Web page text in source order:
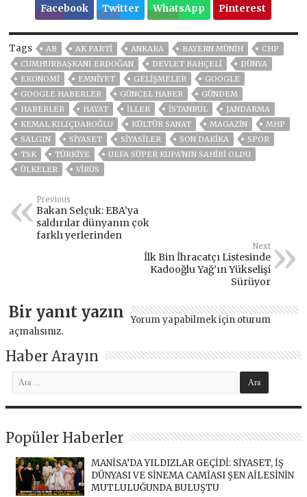
Facebook Twitter WhatsApp Pinterest
Tags AB AK PARTİ ANKARA BAYERN MÜNIH
CHP
CUMHURBAŞKANI ERDOĞAN
DEVLET BAHÇELİ
DÜNYA
EKONOMİ
EMNİYET GELIŞMELER
GOOGLE
GOOGLE HABERLER
GÜNCEL HABER
GÜNDEM
HABERLER
HAYAT İLLER ISTANBUL
JANDARMA
KEMAL KILIÇDAROĞLU
KÜLTÜR SANAT MAGAZİN
MHP
SALGIN
SİYASET SİYASİLER SON DAKIKA
SPOR
TSK
TÜRKİYE
UEFA SÜPER KUPA'NIN SAHIBI OLDU
ÜLKELER
VIRÜS
Previous
Bakan Selçuk: EBA’ya
saldırılar dünyanın çok
farklı yerlerinden
Next
İlk Bin İhracatçı Listesinde
Kadooğlu Yağ’ın Yükselişi
Sürüyor
Bir yanıt yazın Yorum yapabilmek için oturum
açmalısınız.
Haber Arayın
Popüler Haberler
MANİSA’DA YILDIZLAR GEÇİDİ: SİYASET, İŞ
DÜNYASI VE SİNEMA CAMİASI ŞEN AİLESİNİN
MUTLULUĞUNDA BULUŞTU